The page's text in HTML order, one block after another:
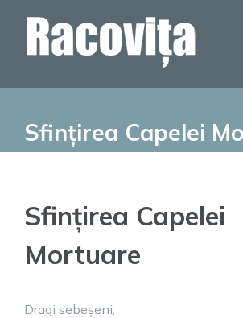
Sfințirea Capelei
Sfințirea Capelei
Mortuare
Dragi sebeșeni,